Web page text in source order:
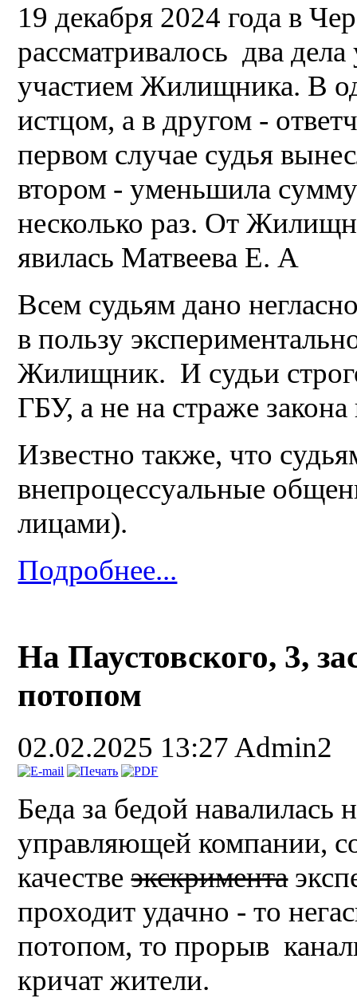
19 декабря 2024 года в
рассматривалось два
участием Жилищника. В
истцом, а в другом -
первом случае судья
втором - уменьшила
несколько раз. От
явилась Матвеева Е. А
Всем судьям дано
в пользу
Жилищник. И судьи
ГБУ, а не на страже закона
Известно также, что
внепроцессуальные
лицами).
Подробнее...
На Паустовского, 3,
потопом
02.02.2025 13:27 Admin2
Беда за бедой навалилась
управляющей компании,
качествеэкскримента
проходит удачно - то
потопом, то прорыв
кричат жители.